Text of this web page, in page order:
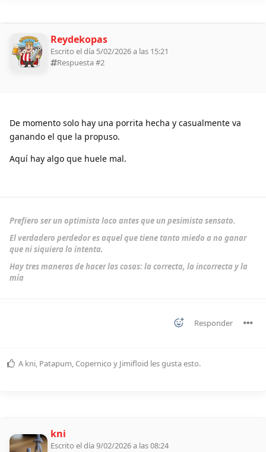
Reydekopas
Escrito el día 5/02/2026 a las 15:21
Respuesta #2
De momento solo hay una porrita hecha y casualmente va
ganando el que la propuso.
Aquí hay algo que huele mal.
Prefiero ser un optimista loco antes que un pesimista sensato.
El verdadero perdedor es aquel que tiene tanto miedo a no ganar
que ni siquiera lo intenta.
Hay tres maneras de hacer las cosas: la correcta, la incorrecta y la
mía
Responder
A kni, Patapum, Copernico y Jimifloid les gusta esto.
kni
Escrito el día 9/02/2026 a las 08:24